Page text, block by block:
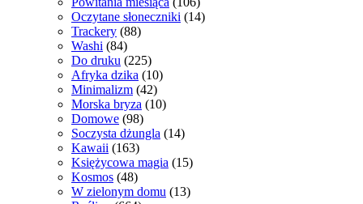
Oczytane słoneczniki (14)
Trackery (88)
Washi (84)
Do druku (225)
Afryka dzika (10)
Minimalizm (42)
Morska bryza (10)
Domowe (98)
Soczysta dżungla (14)
Kawaii (163)
Księżycowa magia (15)
Kosmos (48)
W zielonym domu (13)